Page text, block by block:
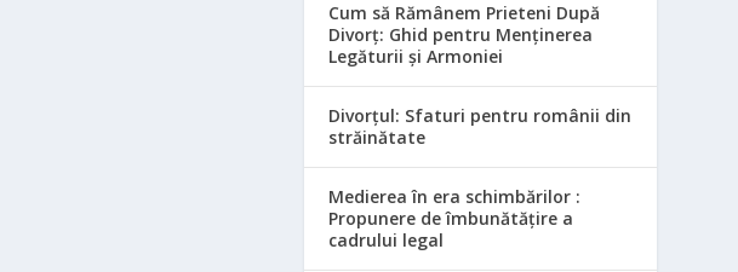
Cum să Rămânem Prieteni După
Divorț: Ghid pentru Menținerea
Legăturii și Armoniei
Divorțul: Sfaturi pentru românii din
străinătate
Medierea în era schimbărilor :
Propunere de îmbunătățire a
cadrului legal